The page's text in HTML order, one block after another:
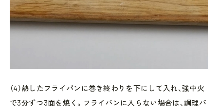
（4）熱したフライパンに巻き終わりを下にして入れ、強中火
で3分ずつ3面を焼く。フライパンに入らない場合は、調理バ